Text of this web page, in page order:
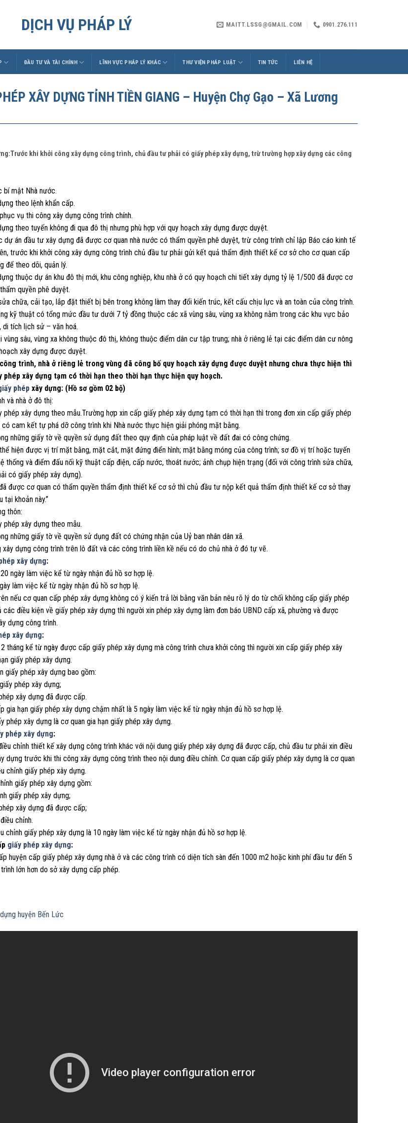
DỊCH VỤ PHÁP LÝ MAITT.LSSG@GMAIL.COM 0901.276.111
ĐẦU TƯ VÀ TÀI CHÍNH LĨNH VỰC PHÁP LÝ KHÁC THƯ VIỆN PHÁP LUẬT TIN TỨC LIÊN HỆ
XÂY DỰNG TỈNH TIỀN GIANG – Huyện Chợ Gạo – Xã Lương
khi khởi công xây dựng công trình, chủ đầu tư phải có giấy phép xây dựng, trừ trường hợp xây dựng các công
bí mật Nhà nước.
theo lệnh khẩn cấp.
vụ thi công xây dựng công trình chính.
theo tuyến không đi qua đô thị nhưng phù hợp với quy hoạch xây dựng được duyệt.
dự án đầu tư xây dựng đã được cơ quan nhà nước có thẩm quyền phê duyệt, trừ công trình chỉ lập Báo cáo kinh tế
trước khi khởi công xây dựng công trình chủ đầu tư phải gửi kết quả thẩm định thiết kế cơ sở cho cơ quan cấp
để theo dõi, quản lý.
thuộc dự án khu đô thị mới, khu công nghiệp, khu nhà ở có quy hoạch chi tiết xây dựng tỷ lệ 1/500 đã được cơ
quyền phê duyệt.
chữa, cải tạo, lắp đặt thiết bị bên trong không làm thay đổi kiến trúc, kết cấu chịu lực và an toàn của công trình.
kỹ thuật có tổng mức đầu tư dưới 7 tỷ đồng thuộc các xã vùng sâu, vùng xa không nằm trong các khu vực bảo
di tích lịch sử – văn hoá.
vùng sâu, vùng xa không thuộc đô thị, không thuộc điểm dân cư tập trung; nhà ở riêng lẻ tại các điểm dân cư nông
xây dựng được duyệt.
trình, nhà ở riêng lẻ trong vùng đã công bố quy hoạch xây dựng được duyệt nhưng chưa thực hiện thì
phép xây dựng tạm có thời hạn theo thời hạn thực hiện quy hoạch.
phép xây dựng: (Hồ sơ gồm 02 bộ)
và nhà ở đô thị:
phép xây dựng theo mẫu.Trường hợp xin cấp giấy phép xây dựng tạm có thời hạn thì trong đơn xin cấp giấy phép
cam kết tự phá dỡ công trình khi Nhà nước thực hiện giải phóng mặt bằng.
những giấy tờ về quyền sử dụng đất theo quy định của pháp luật về đất đai có công chứng.
hiện được vị trí mặt bằng, mặt cắt, mặt đứng điển hình; mặt bằng móng của công trình; sơ đồ vị trí hoặc tuyến
thống và điểm đấu nối kỹ thuật cấp điện, cấp nước, thoát nước; ảnh chụp hiện trạng (đối với công trình sửa chữa,
có giấy phép xây dựng).
được cơ quan có thẩm quyền thẩm định thiết kế cơ sở thì chủ đầu tư nộp kết quả thẩm định thiết kế cơ sở thay
tại khoản này.”
thôn:
phép xây dựng theo mẫu.
những giấy tờ về quyền sử dụng đất có chứng nhận của Uỷ ban nhân dân xã.
dựng công trình trên lô đất và các công trình liền kề nếu có do chủ nhà ở đó tự vẽ.
xây dựng:
ngày làm việc kể từ ngày nhận đủ hồ sơ hợp lệ.
làm việc kể từ ngày nhận đủ hồ sơ hợp lệ.
nếu cơ quan cấp phép xây dựng không có ý kiến trả lời bằng văn bản nêu rõ lý do từ chối không cấp giấy phép
các điều kiện về giấy phép xây dựng thì người xin phép xây dựng làm đơn báo UBND cấp xã, phường và được
dựng công trình.
xây dựng:
tháng kể từ ngày được cấp giấy phép xây dựng mà công trình chưa khởi công thì người xin cấp giấy phép xây
giấy phép xây dựng.
giấy phép xây dựng bao gồm:
phép xây dựng;
xây dựng đã được cấp.
gia hạn giấy phép xây dựng chậm nhất là 5 ngày làm việc kể từ ngày nhận đủ hồ sơ hợp lệ.
phép xây dựng là cơ quan gia hạn giấy phép xây dựng.
phép xây dựng:
chỉnh thiết kế xây dựng công trình khác với nội dung giấy phép xây dựng đã được cấp, chủ đầu tư phải xin điều
dựng trước khi thi công xây dựng công trình theo nội dung điều chỉnh. Cơ quan cấp giấy phép xây dựng là cơ quan
chỉnh giấy phép xây dựng.
giấy phép xây dựng gồm:
giấy phép xây dựng;
xây dựng đã được cấp;
chỉnh.
chỉnh giấy phép xây dựng là 10 ngày làm việc kể từ ngày nhận đủ hồ sơ hợp lệ.
giấy phép xây dựng:
huyện cấp giấy phép xây dựng nhà ở và các công trình có diện tích sàn đến 1000 m2 hoặc kinh phí đầu tư đến 5
lớn hơn do sở xây dựng cấp phép.
huyện Bến Lức